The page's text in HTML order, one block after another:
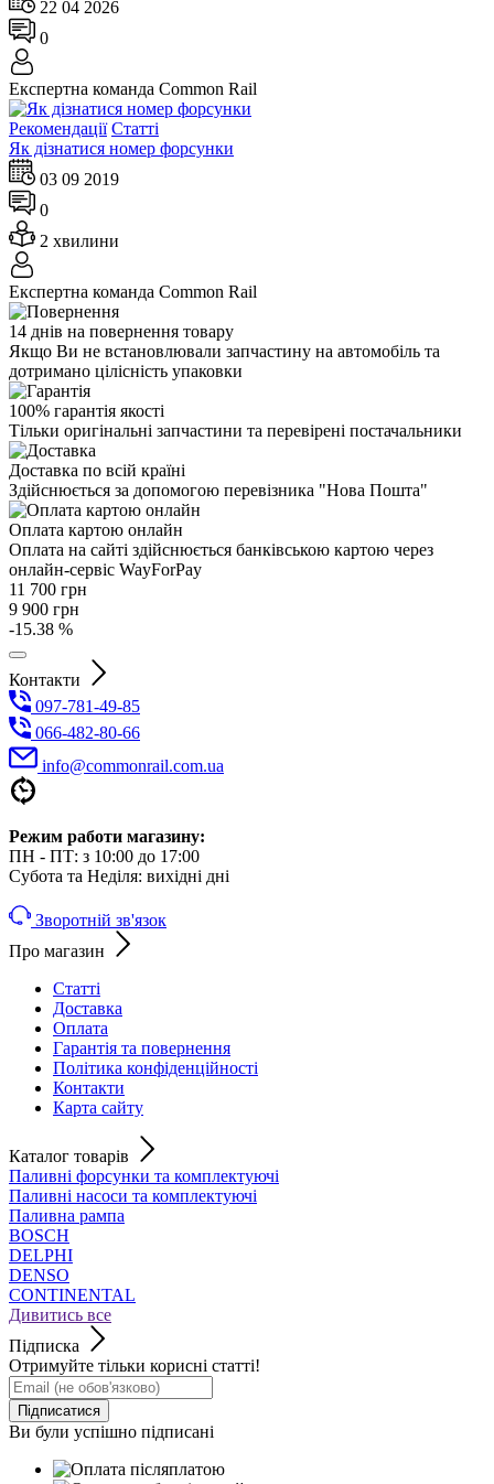
22 04 2026
0
Експертна команда Сommon Rail
Рекомендації Статті
Як дізнатися номер форсунки
03 09 2019
0
2 хвилини
Експертна команда Сommon Rail
14 днів на повернення товару
Якщо Ви не встановлювали запчастину на автомобіль та
дотримано цілісність упаковки
100% гарантія якості
Тільки оригінальні запчастини та перевірені постачальники
Доставка по всій країні
Здійснюється за допомогою перевізника "Нова Пошта"
Оплата картою онлайн
Оплата на сайті здійснюється банківською картою через
онлайн-сервіс WayForPay
11 700 грн
9 900 грн
-15.38 %
Контакти
097-781-49-85
066-482-80-66
info@commonrail.com.ua
Режим работи магазину:
ПН - ПТ: з 10:00 до 17:00
Субота та Неділя: вихідні дні
Зворотній зв'язок
Про магазин
Статті
Доставка
Оплата
Гарантія та повернення
Політика конфіденційності
Контакти
Карта сайту
Каталог товарів
Паливні форсунки та комплектуючі
Паливні насоси та комплектуючі
Паливна рампа
BOSCH
DELPHI
DENSO
CONTINENTAL
Дивитись все
Підписка
Отримуйте тільки корисні статті!
Підписатися
Ви були успішно підписані